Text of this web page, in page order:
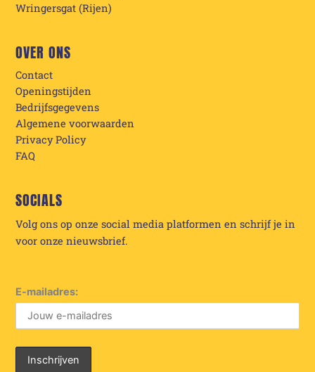
Wringersgat (Rijen)
OVER ONS
Contact
Openingstijden
Bedrijfsgegevens
Algemene voorwaarden
Privacy Policy
FAQ
SOCIALS
Volg ons op onze social media platformen en schrijf je in
voor onze nieuwsbrief.
E-mailadres: